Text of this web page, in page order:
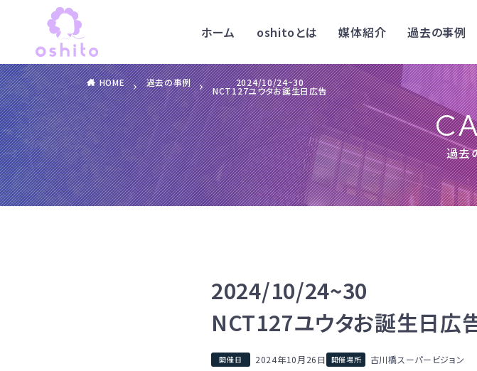
ホーム oshitoとは 媒体紹介 過去の事例
HOME 過去の事例 2024/10/24~30
NCT127ユウタお誕生日広告
過去
2024/10/24~30
NCT127ユウタお誕生日広
2024年10月26日 古川橋スーパービジョン